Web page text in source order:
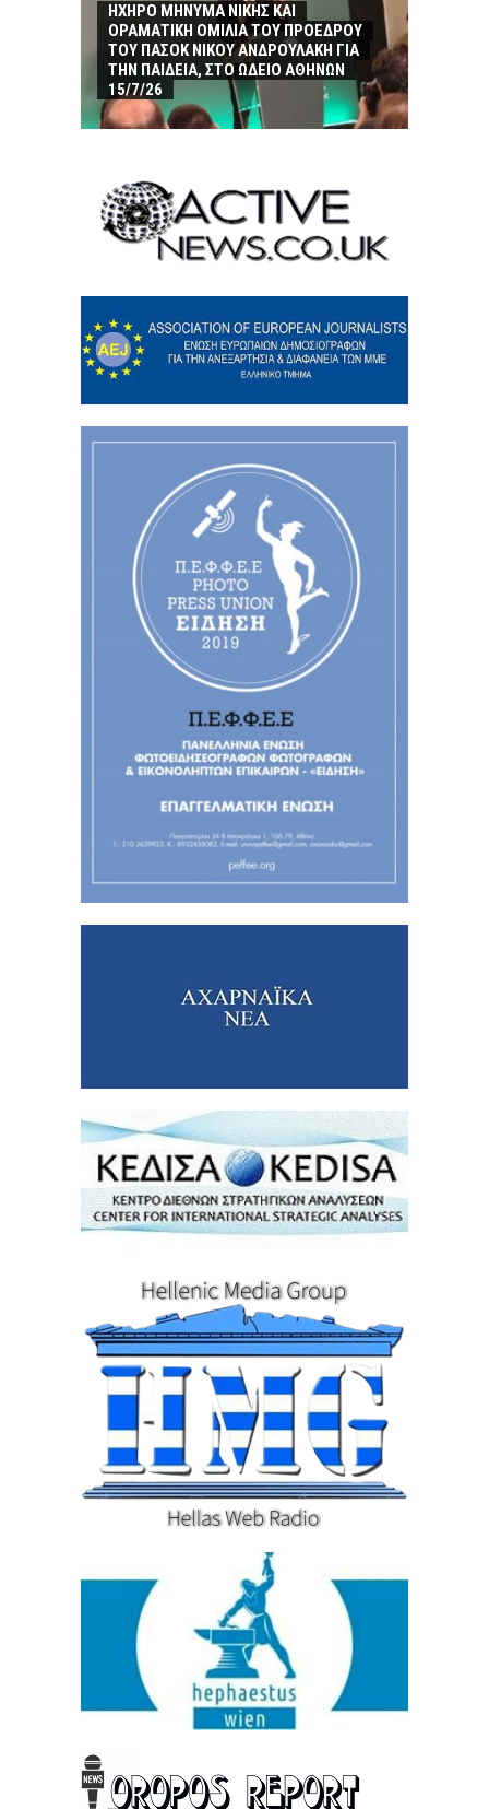
ΗΧΗΡΟ ΜΗΝΥΜΑ ΝΙΚΗΣ ΚΑΙ
ΟΡΑΜΑΤΙΚΗ ΟΜΙΛΙΑ ΤΟΥ ΠΡΟΕΔΡΟΥ
ΤΟΥ ΠΑΣΟΚ ΝΙΚΟΥ ΑΝΔΡΟΥΛΑΚΗ ΓΙΑ
ΤΗΝ ΠΑΙΔΕΙΑ, ΣΤΟ ΩΔΕΙΟ ΑΘΗΝΩΝ
15/7/26